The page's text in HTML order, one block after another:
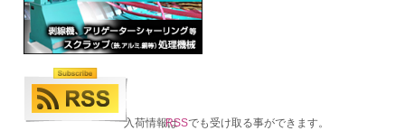
入荷情報はRSSでも受け取る事ができます。